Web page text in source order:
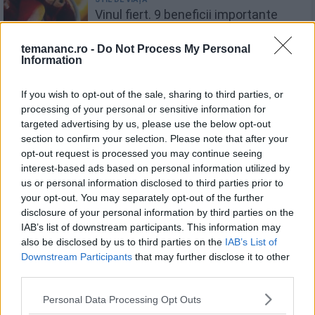
temananc.ro - Do Not Process My Personal
Information
If you wish to opt-out of the sale, sharing to third parties, or
processing of your personal or sensitive information for
targeted advertising by us, please use the below opt-out
section to confirm your selection. Please note that after your
opt-out request is processed you may continue seeing
interest-based ads based on personal information utilized by
us or personal information disclosed to third parties prior to
your opt-out. You may separately opt-out of the further
disclosure of your personal information by third parties on the
IAB’s list of downstream participants. This information may
also be disclosed by us to third parties on the IAB’s List of
Downstream Participants that may further disclose it to other
Personal Data Processing Opt Outs
Vinul fiert. 9 beneficii importante
Cafeaua - Energizant Natural Cu
Multiple Beneficii Pentru Sanatate
Recomandări
1
Mere și gutui coapte. Desert de toamnă,
simplu și aromat
Trifle de Crăciun sau Anul Nou - desertul